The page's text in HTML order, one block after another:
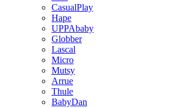
CasualPlay
Hape
UPPAbaby
Globber
Lascal
Micro
Mutsy
Arrue
Thule
BabyDan